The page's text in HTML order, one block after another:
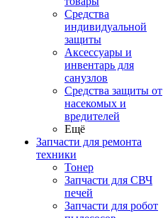
Средства
индивидуальной
защиты
Аксессуары и
инвентарь для
санузлов
Средства защиты от
насекомых и
вредителей
Ещё
Запчасти для ремонта
техники
Тонер
Запчасти для СВЧ
печей
Запчасти для робот